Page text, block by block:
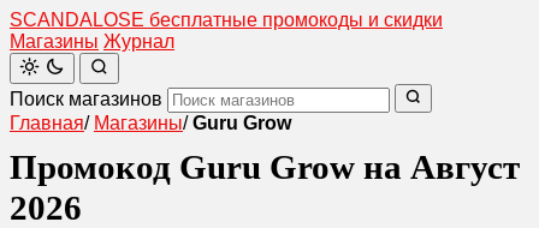
SCANDALOSE бесплатные промокоды и скидки
Магазины Журнал
Поиск магазинов
Главная/ Магазины/ Guru Grow
Промокод Guru Grow на Август
2026